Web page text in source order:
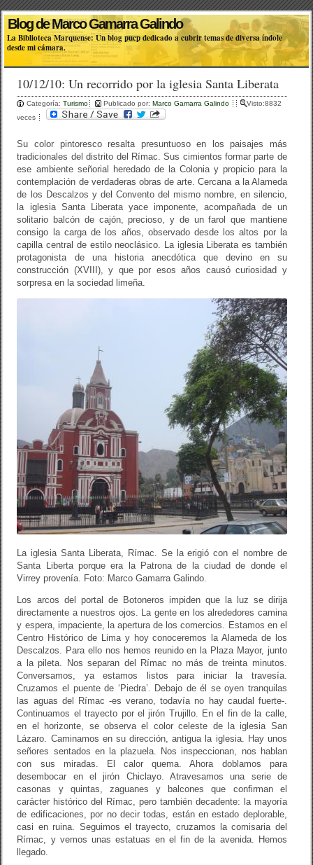
Blog de Marco Gamarra Galindo
La Biblioteca Marquense: Un blog pucp dedicado a cubrir temas de diversa índole
desde mi cámara.
10/12/10: Un recorrido por la iglesia Santa Liberata
Categoría:Turismo Publicado por:Marco Gamarra Galindo
Visto:8832
veces
Su color pintoresco resalta presuntuoso en los paisajes más
tradicionales del distrito del Rímac. Sus cimientos formar parte de
ese ambiente señorial heredado de la Colonia y propicio para la
contemplación de verdaderas obras de arte. Cercana a la Alameda
de los Descalzos y del Convento del mismo nombre, en silencio,
la iglesia Santa Liberata yace imponente, acompañada de un
solitario balcón de cajón, precioso, y de un farol que mantiene
consigo la carga de los años, observado desde los altos por la
capilla central de estilo neoclásico. La iglesia Liberata es también
protagonista de una historia anecdótica que devino en su
construcción (XVIII), y que por esos años causó curiosidad y
sorpresa en la sociedad limeña.
La iglesia Santa Liberata, Rímac. Se la erigió con el nombre de
Santa Liberta porque era la Patrona de la ciudad de donde el
Virrey provenía. Foto: Marco Gamarra Galindo.
Los arcos del portal de Botoneros impiden que la luz se dirija
directamente a nuestros ojos. La gente en los alrededores camina
y espera, impaciente, la apertura de los comercios. Estamos en el
Centro Histórico de Lima y hoy conoceremos la Alameda de los
Descalzos. Para ello nos hemos reunido en la Plaza Mayor, junto
a la pileta. Nos separan del Rímac no más de treinta minutos.
Conversamos, ya estamos listos para iniciar la travesía.
Cruzamos el puente de ‘Piedra’. Debajo de él se oyen tranquilas
las aguas del Rímac -es verano, todavía no hay caudal fuerte-.
Continuamos el trayecto por el jirón Trujillo. En el fin de la calle,
en el horizonte, se observa el color celeste de la iglesia San
Lázaro. Caminamos en su dirección, antigua la iglesia. Hay unos
señores sentados en la plazuela. Nos inspeccionan, nos hablan
con sus miradas. El calor quema. Ahora doblamos para
desembocar en el jirón Chiclayo. Atravesamos una serie de
casonas y quintas, zaguanes y balcones que confirman el
carácter histórico del Rímac, pero también decadente: la mayoría
de edificaciones, por no decir todas, están en estado deplorable,
casi en ruina. Seguimos el trayecto, cruzamos la comisaria del
Rímac, y vemos unas estatuas en el fin de la avenida. Hemos
llegado.